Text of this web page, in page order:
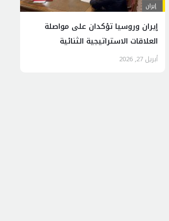
إيران
إيران وروسيا تؤكدان على مواصلة
العلاقات الاستراتيجية الثنائية
أبريل 27, 2026